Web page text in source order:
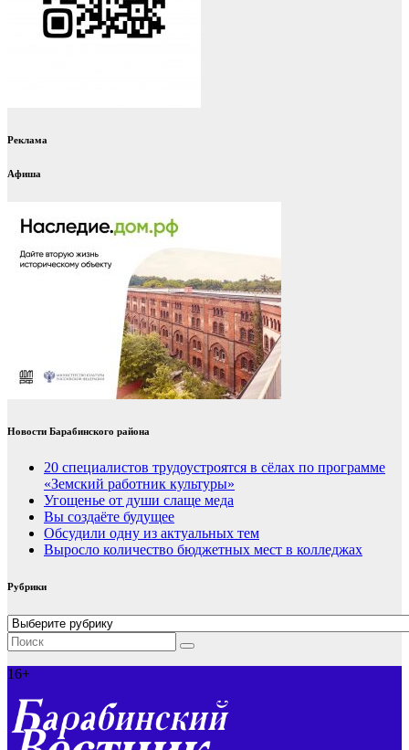
Реклама
Афиша
Новости Барабинского района
20 специалистов трудоустроятся в сёлах по программе
«Земский работник культуры»
Угощенье от души слаще меда
Вы создаёте будущее
Обсудили одну из актуальных тем
Выросло количество бюджетных мест в колледжах
Рубрики
Рубрики
16+